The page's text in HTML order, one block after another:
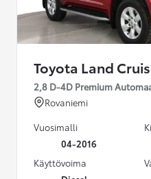
Toyota Land
2,8 D-4D Premium
Rovaniemi
Vuosimalli
04-2016
Käyttövoima